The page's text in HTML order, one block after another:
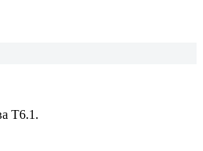
Т6.1.